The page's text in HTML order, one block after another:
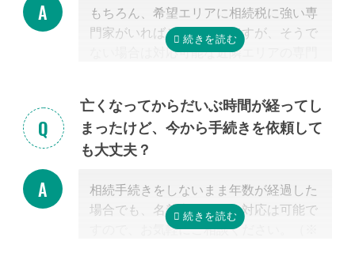
もちろん、希望エリアに相続税に強い専
門家がいればご紹介可能ですが、そうで
ない場合は対応可能な近隣エリアの専門
は、自宅近くに事務所があるかではな
く、その士業が相続税に強いかどうかだ
からです。
の必修科目でないことから資格試験を取
る時に選択していない人にとっては専門
外となります。
亡くなってからだいぶ時間が経ってし
まったけど、今から手続きを依頼して
も大丈夫？
相続手続きをしないまま年数が経過した
場合でも、名義変更などの対応は可能で
すので、お気軽にご相談ください。（※